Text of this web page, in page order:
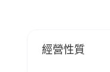
經營性質